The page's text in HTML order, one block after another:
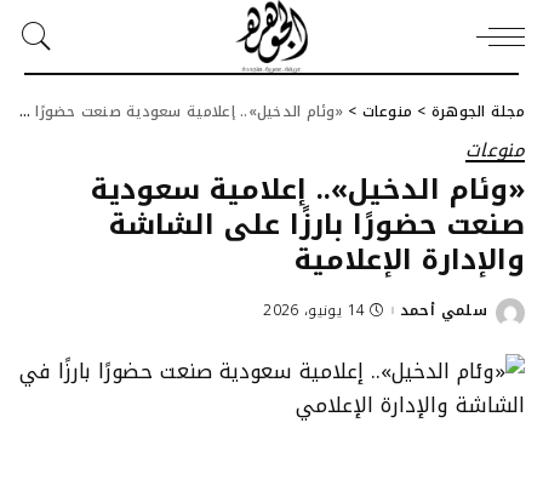
مجلة الجوهرة > منوعات >«وئام الدخيل».. إعلامية سعودية صنعت حضورًا بارزًا على الشاشة والإدارة الإعلامية
منوعات
«وئام الدخيل».. إعلامية سعودية
صنعت حضورًا بارزًا على الشاشة
والإدارة الإعلامية
Posted
سلمي أحمد 14 يونيو، 2026